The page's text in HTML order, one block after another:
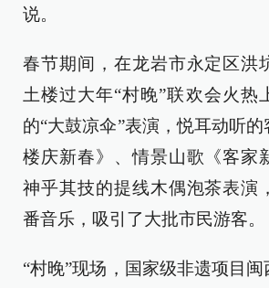
说。
春节期间，在龙岩市永定区洪
土楼过大年“村晚”联欢会火热
的“大鼓凉伞”表演，悦耳动听
楼庆新春》、情景山歌《客家
神乎其技的提线木偶泡茶表演
番音乐，吸引了大批市民游客。
“村晚”现场，国家级非遗项目